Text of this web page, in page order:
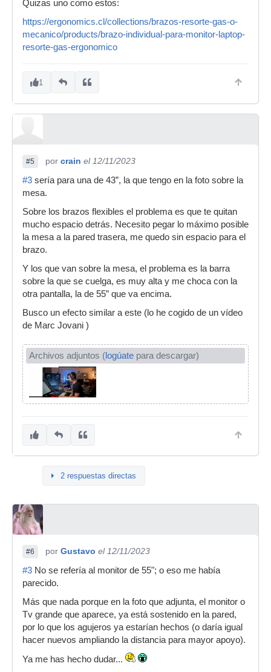
Quizas uno como estos:
https://ergonomics.cl/collections/brazos-resorte-gas-o-
mecanico/products/brazo-individual-para-monitor-laptop-
resorte-gas-ergonomico
1
#5 por crain el 12/11/2023
#3 sería para una de 43”, la que tengo en la foto sobre la
mesa.
Sobre los brazos flexibles el problema es que te quitan
mucho espacio detrás. Necesito pegar lo máximo posible
la mesa a la pared trasera, me quedo sin espacio para el
brazo.
Y los que van sobre la mesa, el problema es la barra
sobre la que se cuelga, es muy alta y me choca con la
otra pantalla, la de 55” que va encima.
Busco un efecto similar a este (lo he cogido de un vídeo
de Marc Jovani )
Archivos adjuntos (logúate para descargar)
2 respuestas directas
#6 por Gustavo el 12/11/2023
#3 No se refería al monitor de 55"; o eso me había
parecido.
Más que nada porque en la foto que adjunta, el monitor o
Tv grande que aparece, ya está sostenido en la pared,
por lo que los agujeros ya estarían hechos (o daría igual
hacer nuevos ampliando la distancia para mayor apoyo).
Ya me has hecho dudar...